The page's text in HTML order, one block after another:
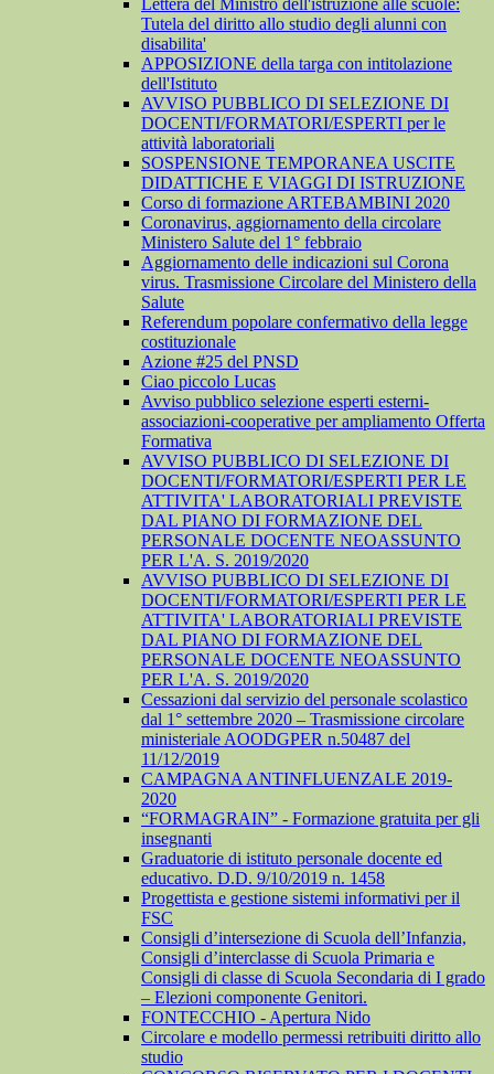
Lettera del Ministro dell'istruzione alle scuole:
Tutela del diritto allo studio degli alunni con
disabilita'
APPOSIZIONE della targa con intitolazione
dell'Istituto
AVVISO PUBBLICO DI SELEZIONE DI
DOCENTI/FORMATORI/ESPERTI per le
attività laboratoriali
SOSPENSIONE TEMPORANEA USCITE
DIDATTICHE E VIAGGI DI ISTRUZIONE
Corso di formazione ARTEBAMBINI 2020
Coronavirus, aggiornamento della circolare
Ministero Salute del 1° febbraio
Aggiornamento delle indicazioni sul Corona
virus. Trasmissione Circolare del Ministero della
Salute
Referendum popolare confermativo della legge
costituzionale
Azione #25 del PNSD
Ciao piccolo Lucas
Avviso pubblico selezione esperti esterni-
associazioni-cooperative per ampliamento Offerta
Formativa
AVVISO PUBBLICO DI SELEZIONE DI
DOCENTI/FORMATORI/ESPERTI PER LE
ATTIVITA' LABORATORIALI PREVISTE
DAL PIANO DI FORMAZIONE DEL
PERSONALE DOCENTE NEOASSUNTO
PER L'A. S. 2019/2020
AVVISO PUBBLICO DI SELEZIONE DI
DOCENTI/FORMATORI/ESPERTI PER LE
ATTIVITA' LABORATORIALI PREVISTE
DAL PIANO DI FORMAZIONE DEL
PERSONALE DOCENTE NEOASSUNTO
PER L'A. S. 2019/2020
Cessazioni dal servizio del personale scolastico
dal 1° settembre 2020 – Trasmissione circolare
ministeriale AOODGPER n.50487 del
11/12/2019
CAMPAGNA ANTINFLUENZALE 2019-
2020
“FORMAGRAIN” - Formazione gratuita per gli
insegnanti
Graduatorie di istituto personale docente ed
educativo. D.D. 9/10/2019 n. 1458
Progettista e gestione sistemi informativi per il
FSC
Consigli d’intersezione di Scuola dell’Infanzia,
Consigli d’interclasse di Scuola Primaria e
Consigli di classe di Scuola Secondaria di I grado
– Elezioni componente Genitori.
FONTECCHIO - Apertura Nido
Circolare e modello permessi retribuiti diritto allo
studio